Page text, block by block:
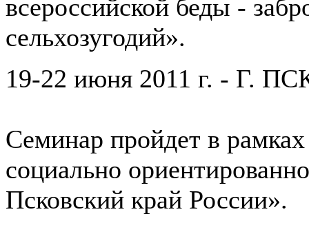
всероссийской беды -
сельхозугодий».
19-22 июня 2011 г. - Г.
Семинар пройдет в рамках
социально
Псковский край России».